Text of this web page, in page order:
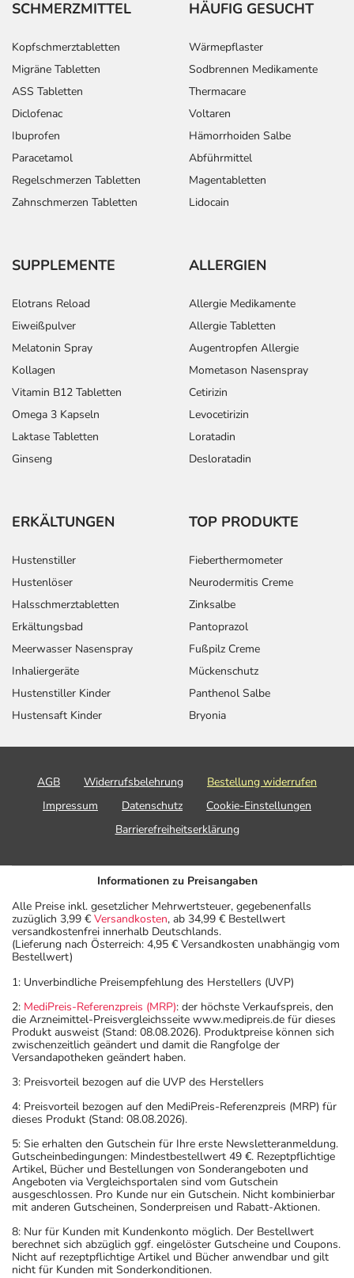
SCHMERZMITTEL
Kopfschmerztabletten
Migräne Tabletten
ASS Tabletten
Diclofenac
Ibuprofen
Paracetamol
Regelschmerzen Tabletten
Zahnschmerzen Tabletten
HÄUFIG GESUCHT
Wärmepflaster
Sodbrennen Medikamente
Thermacare
Voltaren
Hämorrhoiden Salbe
Abführmittel
Magentabletten
Lidocain
SUPPLEMENTE
Elotrans Reload
Eiweißpulver
Melatonin Spray
Kollagen
Vitamin B12 Tabletten
Omega 3 Kapseln
Laktase Tabletten
Ginseng
ALLERGIEN
Allergie Medikamente
Allergie Tabletten
Augentropfen Allergie
Mometason Nasenspray
Cetirizin
Levocetirizin
Loratadin
Desloratadin
ERKÄLTUNGEN
Hustenstiller
Hustenlöser
Halsschmerztabletten
Erkältungsbad
Meerwasser Nasenspray
Inhaliergeräte
Hustenstiller Kinder
Hustensaft Kinder
TOP PRODUKTE
Fieberthermometer
Neurodermitis Creme
Zinksalbe
Pantoprazol
Fußpilz Creme
Mückenschutz
Panthenol Salbe
Bryonia
AGB Widerrufsbelehrung
Bestellung widerrufen
Impressum
Datenschutz
Cookie-Einstellungen
Barrierefreiheitserklärung
Informationen zu Preisangaben
Alle Preise inkl. gesetzlicher Mehrwertsteuer, gegebenenfalls
zuzüglich 3,99 € Versandkosten, ab 34,99 € Bestellwert
versandkostenfrei innerhalb Deutschlands.
(Lieferung nach Österreich: 4,95 € Versandkosten unabhängig vom
Bestellwert)
1: Unverbindliche Preisempfehlung des Herstellers (UVP)
2: MediPreis-Referenzpreis (MRP): der höchste Verkaufspreis, den
die Arzneimittel-Preisvergleichsseite www.medipreis.de für dieses
Produkt ausweist (Stand: 08.08.2026). Produktpreise können sich
zwischenzeitlich geändert und damit die Rangfolge der
Versandapotheken geändert haben.
3: Preisvorteil bezogen auf die UVP des Herstellers
4: Preisvorteil bezogen auf den MediPreis-Referenzpreis (MRP) für
dieses Produkt (Stand: 08.08.2026).
5: Sie erhalten den Gutschein für Ihre erste Newsletteranmeldung.
Gutscheinbedingungen: Mindestbestellwert 49 €. Rezeptpflichtige
Artikel, Bücher und Bestellungen von Sonderangeboten und
Angeboten via Vergleichsportalen sind vom Gutschein
ausgeschlossen. Pro Kunde nur ein Gutschein. Nicht kombinierbar
mit anderen Gutscheinen, Sonderpreisen und Rabatt-Aktionen.
8: Nur für Kunden mit Kundenkonto möglich. Der Bestellwert
berechnet sich abzüglich ggf. eingelöster Gutscheine und Coupons.
Nicht auf rezeptpflichtige Artikel und Bücher anwendbar und gilt
nicht für Kunden mit Sonderkonditionen.